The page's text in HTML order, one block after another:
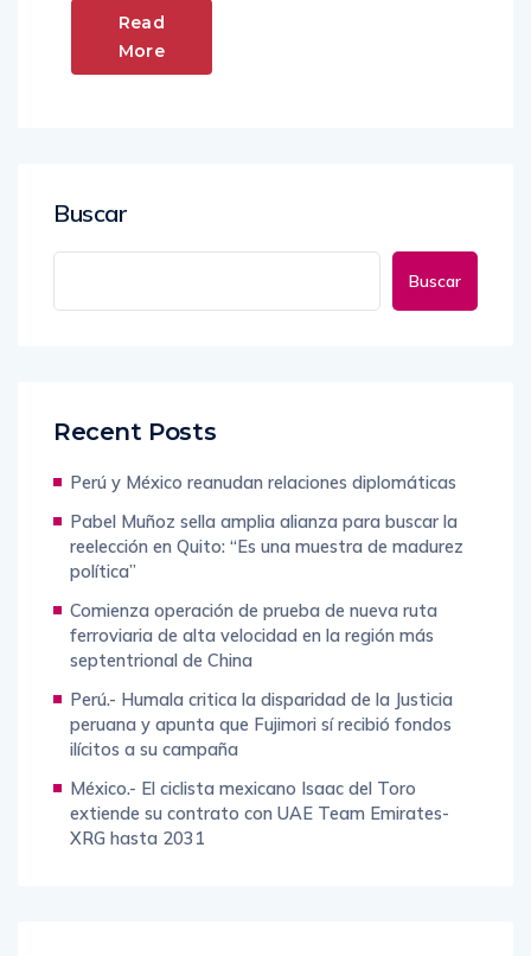
Read
More
Buscar
Buscar
Recent Posts
Perú y México reanudan relaciones diplomáticas
Pabel Muñoz sella amplia alianza para buscar la
reelección en Quito: “Es una muestra de madurez
política”
Comienza operación de prueba de nueva ruta
ferroviaria de alta velocidad en la región más
septentrional de China
Perú.- Humala critica la disparidad de la Justicia
peruana y apunta que Fujimori sí recibió fondos
ilícitos a su campaña
México.- El ciclista mexicano Isaac del Toro
extiende su contrato con UAE Team Emirates-
XRG hasta 2031